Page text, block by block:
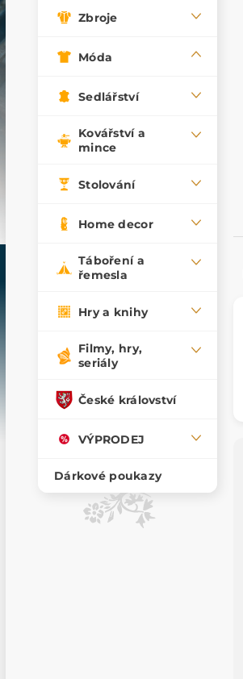
Zbroje
Móda
Sedlářství
Kovářství a
mince
Stolování
Home decor
Táboření a
řemesla
Hry a knihy
Filmy, hry,
seriály
České království
VÝPRODEJ
Dárkové poukazy